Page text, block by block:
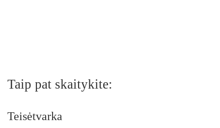
Taip pat skaitykite:
Teisėtvarka